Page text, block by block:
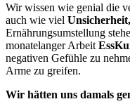
Wir wissen wie genial die
auch wie viel
Ernährungsumstellung
monatelanger Arbeit
negativen Gefühle zu
Arme zu greifen.
Wir hätten uns damals